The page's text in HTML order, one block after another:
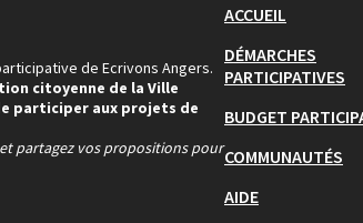
de Ecrivons Angers.
citoyenne de la Ville
participer aux projets de
partagez vos propositions pour
ACCUEIL
DÉMARCHES
PARTICIPATIVES
BUDGET
COMMUNAUTÉS
AIDE